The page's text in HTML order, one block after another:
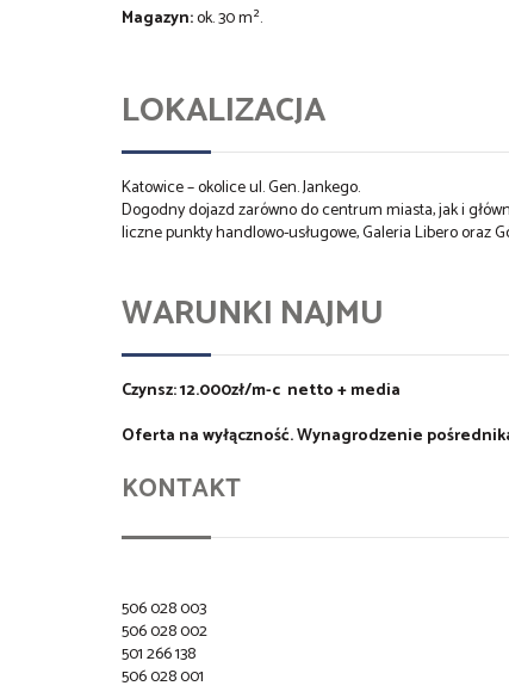
Magazyn:ok. 30 m².
LOKALIZACJA
Katowice – okolice ul. Gen. Jankego.
Dogodny dojazd zarówno do centrum miasta, jak i
liczne punkty handlowo-usługowe, Galeria Libero oraz
WARUNKI NAJMU
Czynsz:12.000zł/m-c netto + media
Oferta na wyłączność.Wynagrodzenie
KONTAKT
506 028 003
506 028 002
501 266 138
506 028 001